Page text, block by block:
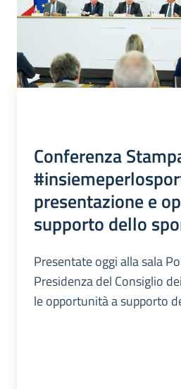
Conferenza
presentazione e
supporto dello
Presentate oggi alla sala
Presidenza del Consiglio
le opportunità a supporto